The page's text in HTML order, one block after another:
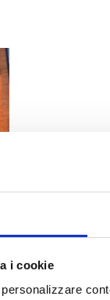
i cookie